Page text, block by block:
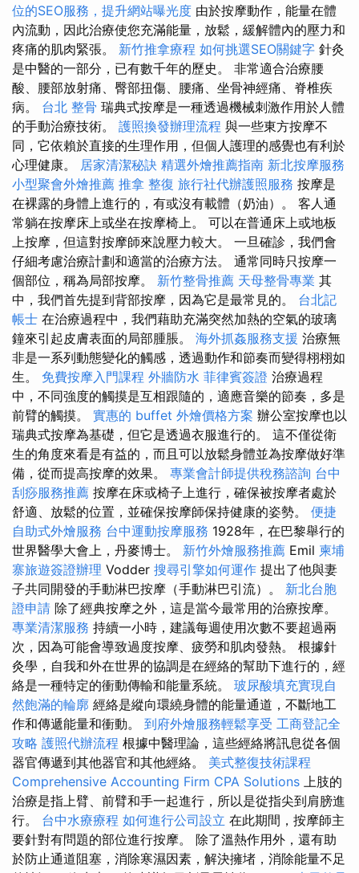
位的SEO服務，提升網站曝光度 由於按摩動作，能量在體
內流動，因此治療使您充滿能量，放鬆，緩解體內的壓力和
疼痛的肌肉緊張。 新竹推拿療程 如何挑選SEO關鍵字 針灸
是中醫的一部分，已有數千年的歷史。 非常適合治療腰
酸、腰部放射痛、臀部扭傷、腰痛、坐骨神經痛、脊椎疾
病。 台北 整骨 瑞典式按摩是一種透過機械刺激作用於人體
的手動治療技術。 護照換發辦理流程 與一些東方按摩不
同，它依賴於直接的生理作用，但個人護理的感覺也有利於
心理健康。 居家清潔秘訣 精選外燴推薦指南 新北按摩服務
小型聚會外燴推薦 推拿 整復 旅行社代辦護照服務 按摩是
在裸露的身體上進行的，有或沒有載體（奶油）。 客人通
常躺在按摩床上或坐在按摩椅上。 可以在普通床上或地板
上按摩，但這對按摩師來說壓力較大。 一旦確診，我們會
仔細考慮治療計劃和適當的治療方法。 通常同時只按摩一
個部位，稱為局部按摩。 新竹整骨推薦 天母整骨專業 其
中，我們首先提到背部按摩，因為它是最常見的。 台北記
帳士 在治療過程中，我們藉助充滿突然加熱的空氣的玻璃
鐘來引起皮膚表面的局部腫脹。 海外抓姦服務支援 治療無
非是一系列動態變化的觸感，透過動作和節奏而變得栩栩如
生。 免費按摩入門課程 外牆防水 菲律賓簽證 治療過程
中，不同強度的觸摸是互相跟隨的，適應音樂的節奏，多是
前臂的觸摸。 實惠的 buffet 外燴價格方案 辦公室按摩也以
瑞典式按摩為基礎，但它是透過衣服進行的。 這不僅從衛
生的角度來看是有益的，而且可以放鬆身體並為按摩做好準
備，從而提高按摩的效果。 專業會計師提供稅務諮詢 台中
刮痧服務推薦 按摩在床或椅子上進行，確保被按摩者處於
舒適、放鬆的位置，並確保按摩師保持健康的姿勢。 便捷
自助式外燴服務 台中運動按摩服務 1928年，在巴黎舉行的
世界醫學大會上，丹麥博士。 新竹外燴服務推薦 Emil 柬埔
寨旅遊簽證辦理 Vodder 搜尋引擎如何運作 提出了他與妻
子共同開發的手動淋巴按摩（手動淋巴引流）。 新北台胞
證申請 除了經典按摩之外，這是當今最常用的治療按摩。
專業清潔服務 持續一小時，建議每週使用次數不要超過兩
次，因為可能會導致過度按摩、疲勞和肌肉發熱。 根據針
灸學，自我和外在世界的協調是在經絡的幫助下進行的，經
絡是一種特定的衝動傳輸和能量系統。 玻尿酸填充實現自
然飽滿的輪廓 經絡是縱向環繞身體的能量通道，不斷地工
作和傳遞能量和衝動。 到府外燴服務輕鬆享受 工商登記全
攻略 護照代辦流程 根據中醫理論，這些經絡將訊息從各個
器官傳遞到其他器官和其他經絡。 美式整復技術課程
Comprehensive Accounting Firm CPA Solutions 上肢的
治療是指上臂、前臂和手一起進行，所以是從指尖到肩膀進
行。 台中水療療程 如何進行公司設立 在此期間，按摩師主
要針對有問題的部位進行按摩。 除了溫熱作用外，還有助
於防止通道阻塞，消除寒濕因素，解決擁堵，消除能量不足